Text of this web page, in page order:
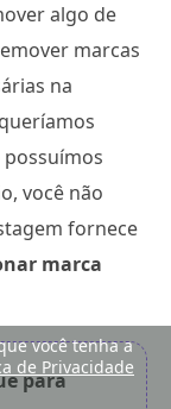
algo de
marcas
na
você não
fornece
marca
para
você tenha a
de Privacidade